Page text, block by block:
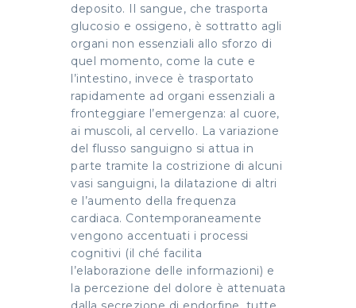
deposito. Il sangue, che trasporta
glucosio e ossigeno, è sottratto agli
organi non essenziali allo sforzo di
quel momento, come la cute e
l’intestino, invece è trasportato
rapidamente ad organi essenziali a
fronteggiare l’emergenza: al cuore,
ai muscoli, al cervello. La variazione
del flusso sanguigno si attua in
parte tramite la costrizione di alcuni
vasi sanguigni, la dilatazione di altri
e l’aumento della frequenza
cardiaca. Contemporaneamente
vengono accentuati i processi
cognitivi (il ché facilita
l’elaborazione delle informazioni) e
la percezione del dolore è attenuata